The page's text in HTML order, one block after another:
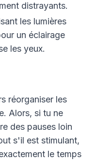
distrayants.
les lumières
un éclairage
les yeux.
réorganiser les
Alors, si tu ne
des pauses loin
s'il est stimulant,
le temps